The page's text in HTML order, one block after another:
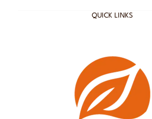
QUICK LINKS